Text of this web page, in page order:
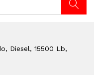
Diesel, 15500 Lb,